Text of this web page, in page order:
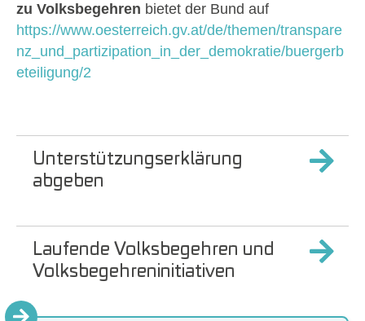
zu Volksbegehren bietet der Bund auf
https://www.oesterreich.gv.at/de/themen/transpare
nz_und_partizipation_in_der_demokratie/buergerb
eteiligung/2
Unterstützungserklärung
abgeben
Laufende Volksbegehren und
Volksbegehreninitiativen